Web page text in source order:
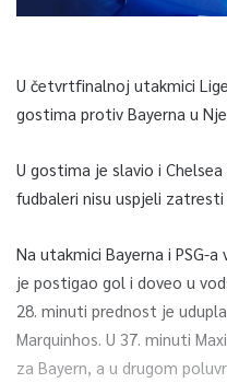
U četvrtfinalnoj utakmici
gostima protiv Bayerna u
U gostima je slavio i
fudbaleri nisu uspjeli zatresti
Na utakmici Bayerna i PSG-
je postigao gol i doveo u
28. minuti prednost je
Marquinhos. U 37. minuti
za Bayern, a u drugom